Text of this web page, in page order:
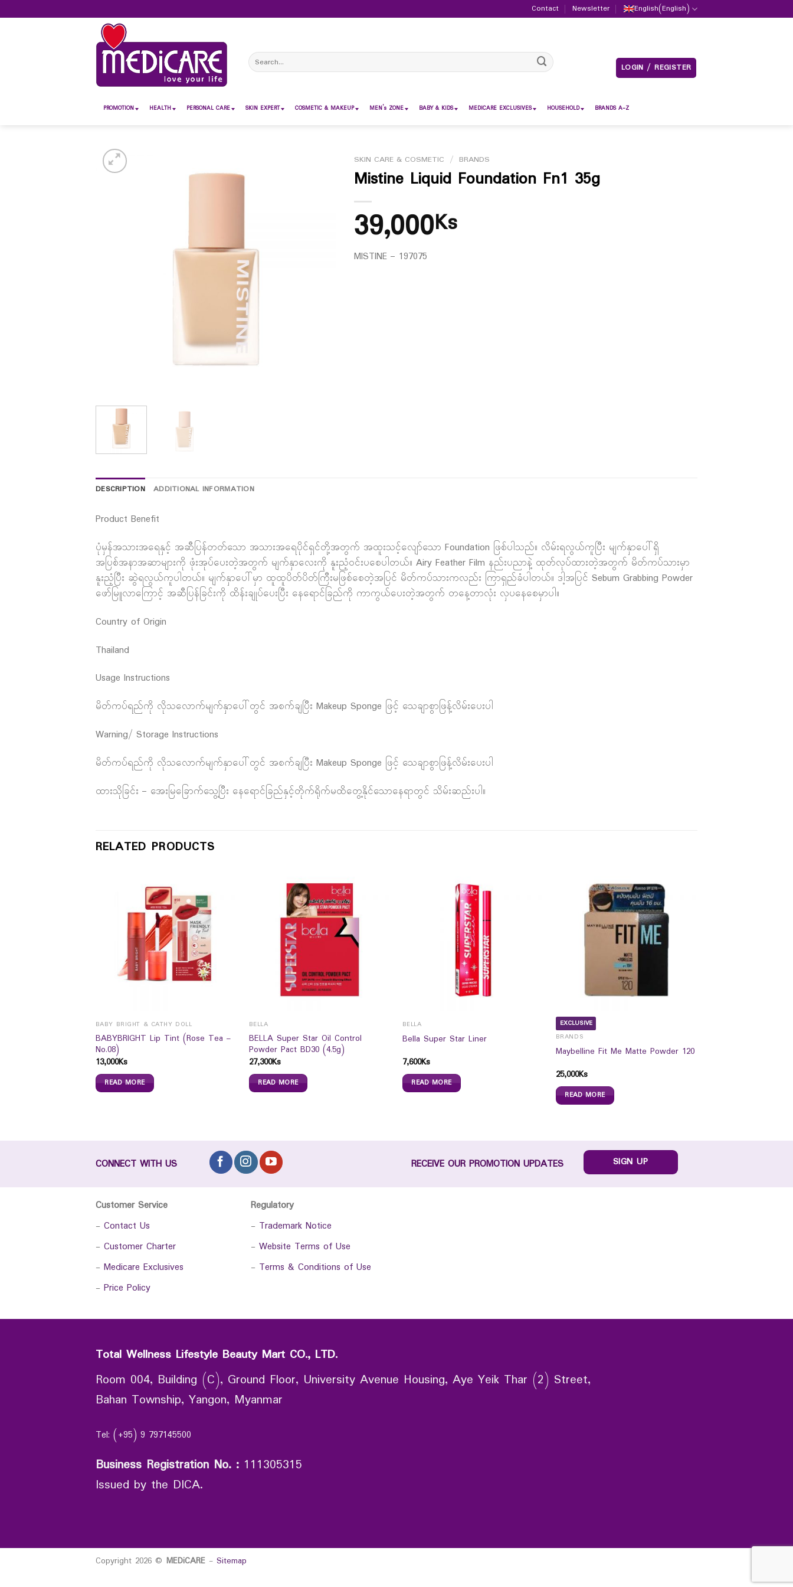
to
Contact Newsletter English(English)
Search
for:
LOGIN / REGISTER
PROMOTION HEALTH PERSONAL CARE SKIN EXPERT COSMETIC & MAKEUP MEN’s ZONE BABY & KIDS MEDICARE EXCLUSIVES HOUSEHOLD BRANDS A-Z
SKIN CARE & COSMETIC / BRANDS
Mistine Liquid Foundation Fn1 35g
39,000Ks
MISTINE – 197075
DESCRIPTION ADDITIONAL INFORMATION
Product Benefit
ပုံမှန်အသားအရေနှင့် အဆီပြန်တတ်သော အသားအရေပိုင်ရှင်တို့အတွက် အထူးသင့်လျော်သော Foundation ဖြစ်ပါသည်။ လိမ်းရလွယ်ကူပြီး မျက်နှာပေါ်ရှိ
အပြစ်အနာအဆာများကို ဖုံးအုပ်ပေးတဲ့အတွက် မျက်နှာလေးကို နူးညံ့ဝင်းပစေပါတယ်။ Airy Feather Film နည်းပညာနဲ့ ထုတ်လုပ်ထားတဲ့အတွက် မိတ်ကပ်သားမှာ
နူးညံ့ပြီး ဆွဲရလွယ်ကူပါတယ်။ မျက်နှာပေါ်မှာ ထူထူပိတ်ပိတ်ကြီးမဖြစ်စေတဲ့အပြင် မိတ်ကပ်သားကလည်း ကြာရှည်ခံပါတယ်။ ဒါ့အပြင် Sebum Grabbing Powder
ဖော်မြူလာကြောင့် အဆီပြန်ခြင်းကို ထိန်းချုပ်ပေးပြီး နေ​ရောင်ခြည်ကို ကာကွယ်ပေးတဲ့အတွက် တနေ့တာလုံး လှပနေစေမှာပါ။
Country of Origin
Thailand
Usage Instructions
မိတ်ကပ်ရည်ကို လိုသလောက်မျက်နှာပေါ်တွင် အစက်ချပြီး Makeup Sponge ဖြင့် သေချာစွာဖြန့်လိမ်းပေးပါ
Warning/ Storage Instructions
မိတ်ကပ်ရည်ကို လိုသလောက်မျက်နှာပေါ်တွင် အစက်ချပြီး Makeup Sponge ဖြင့် သေချာစွာဖြန့်လိမ်းပေးပါ
ထားသိုခြင်း – အေးမြခြောက်သွေ့ပြီး နေရောင်ခြည်နှင့်တိုက်ရိုက်မထိတွေ့နိုင်သောနေရာတွင် သိမ်းဆည်းပါ။
RELATED PRODUCTS
BABY BRIGHT & CATHY DOLL
BABYBRIGHT Lip Tint (Rose Tea –
No.08)
13,000Ks
READ MORE
BELLA
BELLA Super Star Oil Control
Powder Pact BD30 (4.5g)
27,300Ks
READ MORE
BELLA
Bella Super Star Liner
7,600Ks
READ MORE
EXCLUSIVE
BRANDS
Maybelline Fit Me Matte Powder 120
25,000Ks
READ MORE
CONNECT WITH US RECEIVE OUR PROMOTION UPDATES SIGN UP
Customer Service
- Contact Us
- Customer Charter
- Medicare Exclusives
- Price Policy
Regulatory
- Trademark Notice
- Website Terms of Use
- Terms & Conditions of Use
Total Wellness Lifestyle Beauty Mart CO., LTD.
Room 004, Building (C), Ground Floor, University Avenue Housing, Aye Yeik Thar (2) Street,
Bahan Township, Yangon, Myanmar
Tel: (+95) 9 797145500
Business Registration No. : 111305315
Issued by the DICA.
Copyright 2026 © MEDiCARE - Sitemap